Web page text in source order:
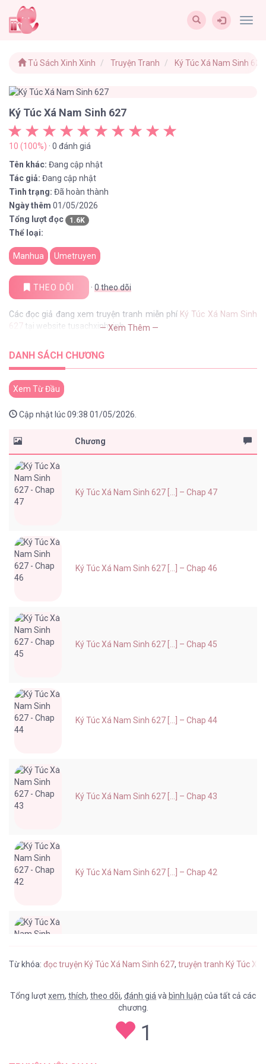
Tủ Sách Xinh Xinh Truyện Tranh Ký Túc Xá Nam Sinh 627
Ký Túc Xá Nam Sinh 627
10 (100%) · 0 đánh giá
Tên khác: Đang cập nhật
Tác giả: Đang cập nhật
Tình trạng: Đã hoàn thành
Ngày thêm 01/05/2026
Tổng lượt đọc
1.6K
Thể loại:
Manhua Umetruyen
THEO DÕI · 0theo dõi
Các đọc giả đang xem truyện tranh miễn phí Ký Túc Xá Nam Sinh
627 tại website tusachxinhxinh— Xem Thêm —
DANH SÁCH CHƯƠNG
Xem Từ Đầu
Cập nhật lúc 09:38 01/05/2026.
Chương
Ký Túc Xá Nam Sinh 627 [...] – Chap 47
Ký Túc Xá Nam Sinh 627 [...] – Chap 46
Ký Túc Xá Nam Sinh 627 [...] – Chap 45
Ký Túc Xá Nam Sinh 627 [...] – Chap 44
Ký Túc Xá Nam Sinh 627 [...] – Chap 43
Ký Túc Xá Nam Sinh 627 [...] – Chap 42
Ký Túc Xá Nam Sinh 627 [...] – Chap 40
Từ khóa: đọc truyện Ký Túc Xá Nam Sinh 627, truyện tranh Ký Túc Xá
Tổng lượtxem, thích, theo dõi, đánh giávà bình luận của tất cả các
chương.
1